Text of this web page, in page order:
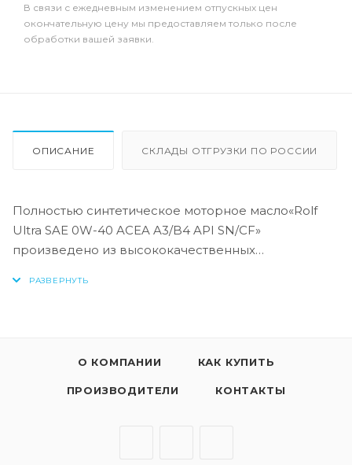
В связи с ежедневным изменением отпускных цен
окончательную цену мы предоставляем только после
обработки вашей заявки.
ОПИСАНИЕ СКЛАДЫ ОТГРУЗКИ ПО РОССИИ
Полностью синтетическое моторное масло«Rolf
Ultra SAE 0W-40 ACEA A3/B4 API SN/CF»
произведено из высококачественных
обеспечивая его максимальную мощность и
производительность в любых условиях
О КОМПАНИИ КАК КУПИТЬ
ПРОИЗВОДИТЕЛИ КОНТАКТЫ